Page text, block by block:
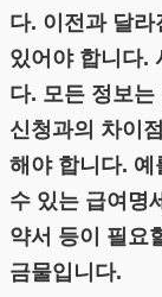
다. 이전과 달
있어야 합니다.
다. 모든 정보는
신청과의 차이
해야 합니다.
수 있는 급여명
약서 등이 필요
금물입니다.